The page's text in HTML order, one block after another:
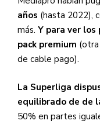
años (hasta 2022),
más. Y para ver
pack premium
de cable pago).
La Superliga
equilibrado de de
50% en partes